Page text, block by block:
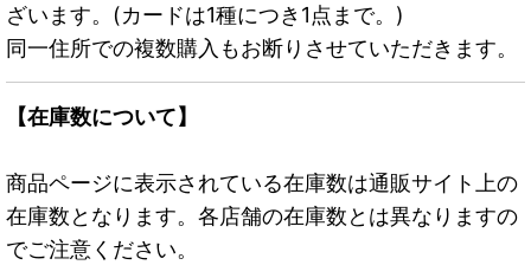
ざいます。(カードは1種につき1点まで。)
同一住所での複数購入もお断りさせていただきます。
【在庫数について】
商品ページに表示されている在庫数は通販サイト上の
在庫数となります。各店舗の在庫数とは異なりますの
でご注意ください。